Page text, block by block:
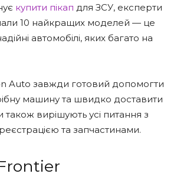
купити пікап для ЗСУ, експерти
10 найкращих моделей — це
автомобілі, яких багато на
Auto завжди готовий допомогти
машину та швидко доставити
також вирішують усі питання з
та запчастинами.